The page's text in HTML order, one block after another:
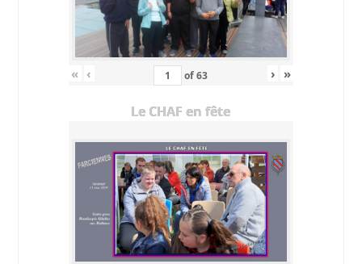
« ‹ of63 › »
Le CHAF en fête